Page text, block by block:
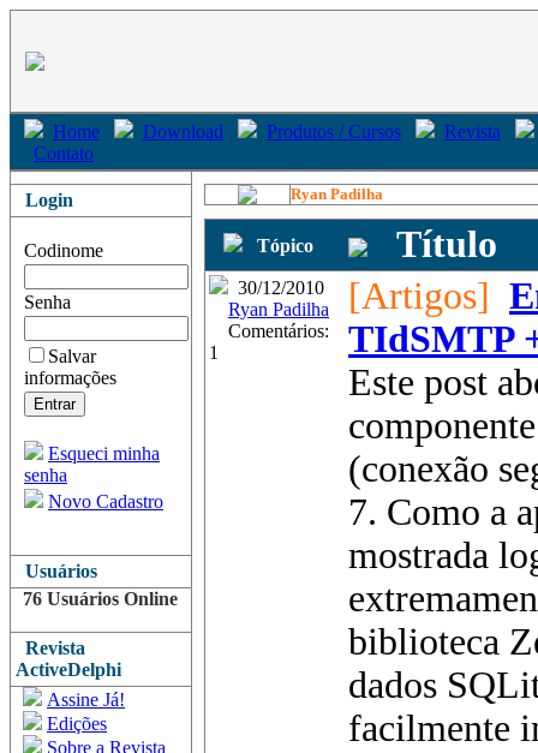
Home Download Produtos / Cursos
Revista
Contato
Login
Codinome
Senha
Salvar
informações
Esqueci minha
senha
Novo Cadastro
Usuários
76 Usuários Online
Revista
ActiveDelphi
Assine Já!
Edições
Sobre a Revista
Ryan Padilha
Tópico Título
30/12/2010
Ryan Padilha
Comentários:
1
[Artigos]
TIdSMTP
Este post
(conexão
7. Como a
mostrada
biblioteca
dados
facilmente